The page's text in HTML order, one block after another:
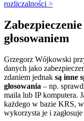
rozliczalności >
głosowaniem
Grzegorz Wójkowski
danych jako
zdaniem jednak są inne
głosowania – np.
maila lub IP komputera.
każdego w bazie KRS,
wykorzysta je i zagłosuje